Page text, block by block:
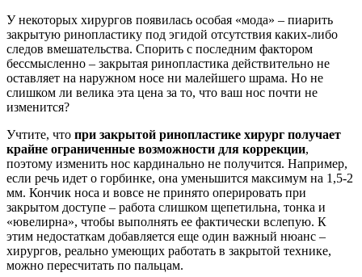
У некоторых хирургов появилась особая «мода» – пиарить
закрытую ринопластику под эгидой отсутствия каких-либо
следов вмешательства. Спорить с последним фактором
бессмысленно – закрытая ринопластика действительно не
оставляет на наружном носе ни малейшего шрама. Но не
слишком ли велика эта цена за то, что ваш нос почти не
изменится?
Учтите, что при закрытой ринопластике хирург получает
крайне ограниченные возможности для коррекции,
поэтому изменить нос кардинально не получится. Например,
если речь идет о горбинке, она уменьшится максимум на 1,5-2
мм. Кончик носа и вовсе не принято оперировать при
закрытом доступе – работа слишком щепетильна, тонка и
«ювелирна», чтобы выполнять ее фактически вслепую. К
этим недостаткам добавляется еще один важный нюанс –
хирургов, реально умеющих работать в закрытой технике,
можно пересчитать по пальцам.